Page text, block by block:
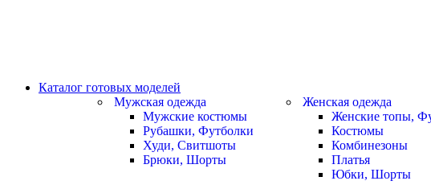
Каталог готовых моделей
Мужская одежда
Мужские костюмы
Рубашки, Футболки
Худи, Свитшоты
Брюки, Шорты
Женская одежда
Женские топы,
Костюмы
Комбинезоны
Платья
Юбки, Шорты